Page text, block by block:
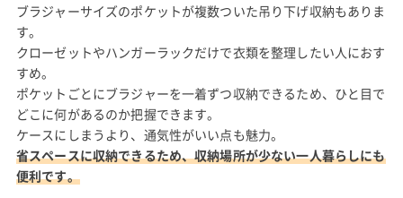
ブラジャーサイズのポケットが複数ついた吊り下げ収納もありま
す。
クローゼットやハンガーラックだけで衣類を整理したい人におす
すめ。
ポケットごとにブラジャーを一着ずつ収納できるため、ひと目で
どこに何があるのか把握できます。
ケースにしまうより、通気性がいい点も魅力。
省スペースに収納できるため、収納場所が少ない一人暮らしにも
便利です。